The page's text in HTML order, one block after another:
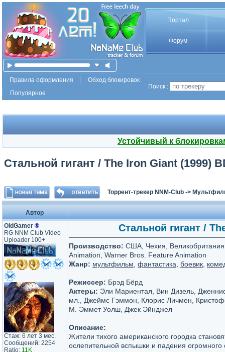
Портал
Форум
Правила оформления
Обход блокировок
Популярное
Поиск :
Устойчивый к
Стальной гигант / The Iron Giant (1999)
Торрент-трекер NNM-Club ->
Автор
OldGamer ®
RG NNM Club Video
Uploader 100+
Стаж: 6 лет 3 мес.
Сообщений: 2254
Ratio: 11K
Стальной гигант /
Производство: США, Чехия,
Animation, Warner Bros. Feature Animation
Жанр: мультфильм фантастика боевик
Режиссер: Брэд Бёрд
Актеры: Эли Мариентал, Вин Дизель,
мл., Джеймс Гэммон, Клорис Личмен,
М. Эммет Уолш, Джек Эйнджел
Описание:
Жители тихого американского городка
ослепительной вспышки и падения огромного